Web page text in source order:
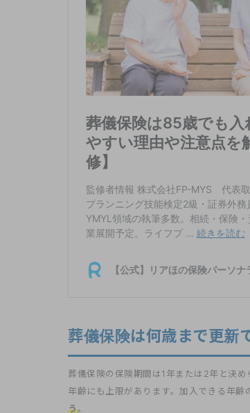
葬儀保険は何歳まで更新
葬儀保険の保険期間は1年または2年と決
年齢にも上限があります。加入できる年齢
う。